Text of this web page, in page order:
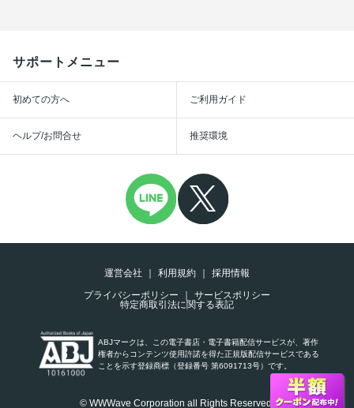
サポートメニュー
初めての方へ ご利用ガイド
ヘルプ/お問合せ 推奨環境
運営会社 利用規約
採用情報
プライバシーポリシー
サービスポリシー
特定商取引法に関する表記
ABJマークは、この電子書店・電子書籍配信サービスが、著作
権者からコンテンツ使用許諾を得た正規版配信サービスである
ことを示す登録商標（登録番号 第6091713号）です。
© WWWave Corporation all Rights Reserved.